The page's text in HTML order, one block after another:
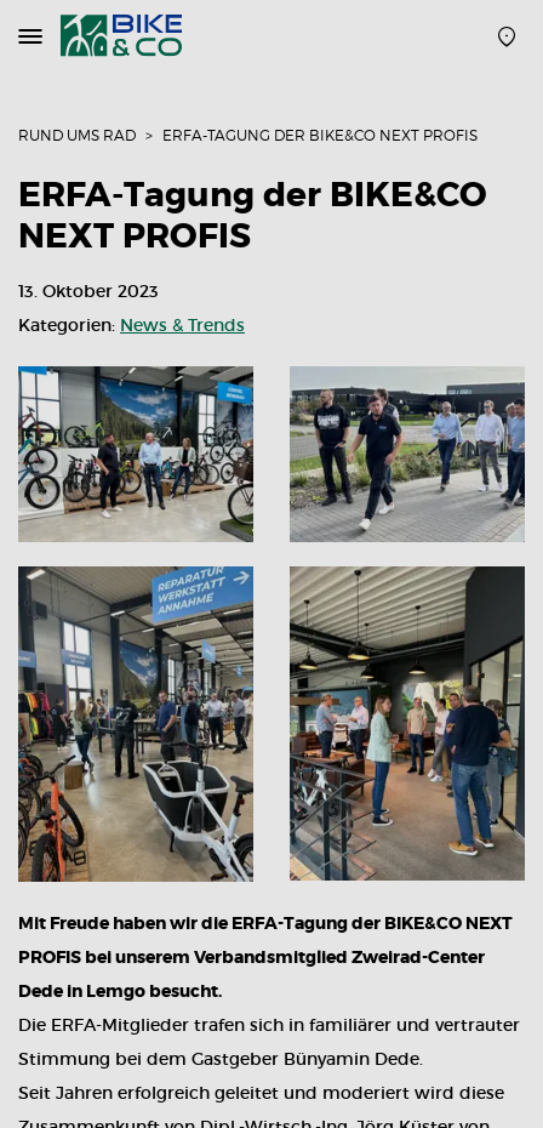
Navigation
öffnen
RUND UMS RAD ERFA-TAGUNG DER BIKE&CO NEXT PROFIS
ERFA-Tagung der BIKE&CO
NEXT PROFIS
13. Oktober 2023
Kategorien: News & Trends
Mit Freude haben wir die ERFA-Tagung der BIKE&CO NEXT
PROFIS bei unserem Verbandsmitglied Zweirad-Center
Dede in Lemgo besucht.
Die ERFA-Mitglieder trafen sich in familiärer und vertrauter
Stimmung bei dem Gastgeber Bünyamin Dede.
Seit Jahren erfolgreich geleitet und moderiert wird diese